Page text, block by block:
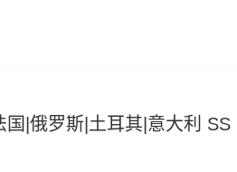
|俄罗斯|土耳其|意大利 SS